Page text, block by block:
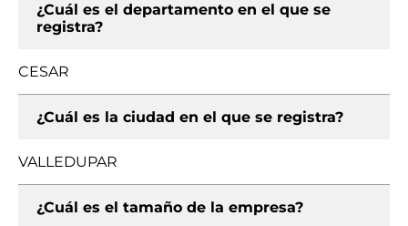
¿Cuál es el departamento en el que se
registra?
CESAR
¿Cuál es la ciudad en el que se registra?
VALLEDUPAR
¿Cuál es el tamaño de la empresa?